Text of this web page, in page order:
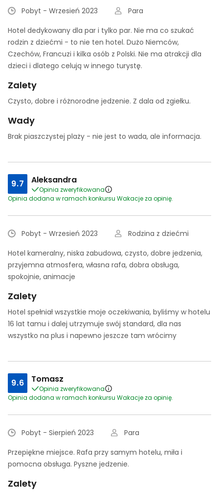
Pobyt - Wrzesień 2023
Para
Hotel dedykowany dla par i tylko par. Nie ma co szukać
rodzin z dziećmi - to nie ten hotel. Dużo Niemców,
Czechów, Francuzi i kilka osób z Polski. Nie ma atrakcji dla
dzieci i dlatego celują w innego turystę.
Zalety
Czysto, dobre i różnorodne jedzenie. Z dala od zgiełku.
Wady
Brak piaszczystej plaży - nie jest to wada, ale informacja.
9.7 Aleksandra
Opinia zweryfikowana
Opinia dodana w ramach konkursu Wakacje za opinię.
Pobyt - Wrzesień 2023
Rodzina z dziećmi
Hotel kameralny, niska zabudowa, czysto, dobre jedzenia,
przyjemna atmosfera, własna rafa, dobra obsługa,
spokojnie, animacje
Zalety
Hotel spełniał wszystkie moje oczekiwania, byliśmy w hotelu
16 lat tamu i dalej utrzymuje swój standard, dla nas
wszystko na plus i napewno jeszcze tam wrócimy
9.6 Tomasz
Opinia zweryfikowana
Opinia dodana w ramach konkursu Wakacje za opinię.
Pobyt - Sierpień 2023
Para
Przepiękne miejsce. Rafa przy samym hotelu, miła i
pomocna obsługa. Pyszne jedzenie.
Zalety